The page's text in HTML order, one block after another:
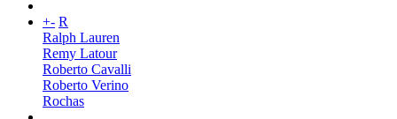
+- R
Ralph Lauren
Remy Latour
Roberto Cavalli
Roberto Verino
Rochas